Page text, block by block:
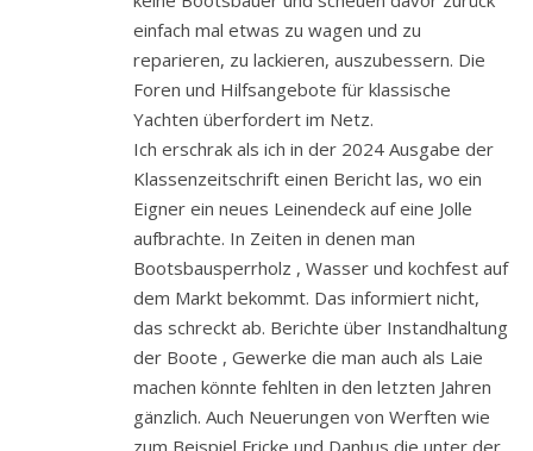
einfach mal etwas zu wagen und zu
reparieren, zu lackieren, auszubessern. Die
Foren und Hilfsangebote für klassische
Yachten überfordert im Netz.
Ich erschrak als ich in der 2024 Ausgabe der
Klassenzeitschrift einen Bericht las, wo ein
Eigner ein neues Leinendeck auf eine Jolle
aufbrachte. In Zeiten in denen man
Bootsbausperrholz , Wasser und kochfest auf
dem Markt bekommt. Das informiert nicht,
das schreckt ab. Berichte über Instandhaltung
der Boote , Gewerke die man auch als Laie
machen könnte fehlten in den letzten Jahren
gänzlich. Auch Neuerungen von Werften wie
zum Beispiel Fricke und Danhus die unter der